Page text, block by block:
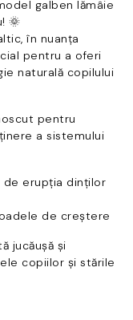
galben lămâie
🌞
în nuanța
pentru a oferi
naturală copilului
pentru
a sistemului
de erupția dinților
de creștere
jucăușă și
copiilor și stările